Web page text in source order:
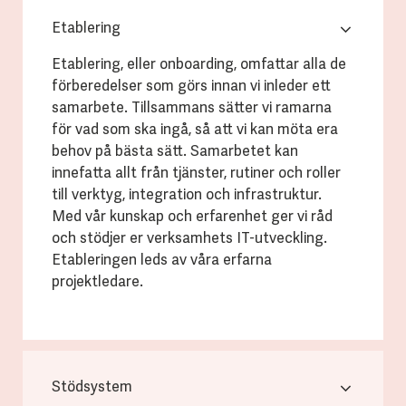
Etablering
Etablering, eller onboarding, omfattar alla de
förberedelser som görs innan vi inleder ett
samarbete. Tillsammans sätter vi ramarna
för vad som ska ingå, så att vi kan möta era
behov på bästa sätt. Samarbetet kan
innefatta allt från tjänster, rutiner och roller
till verktyg, integration och infrastruktur.
Med vår kunskap och erfarenhet ger vi råd
och stödjer er verksamhets IT-utveckling.
Etableringen leds av våra erfarna
projektledare.
Stödsystem